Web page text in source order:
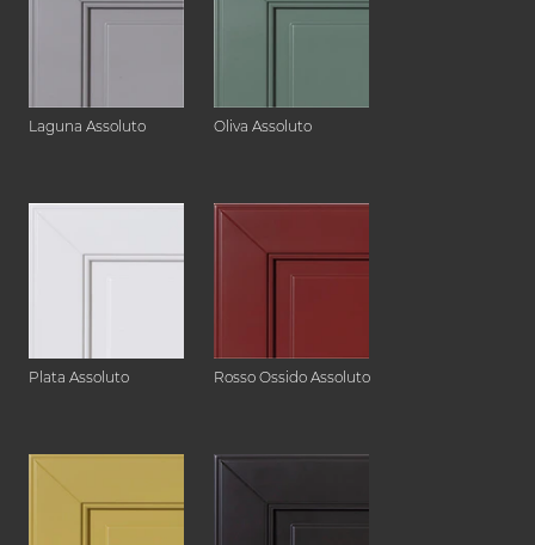
Laguna Assoluto Oliva Assoluto
Plata Assoluto Rosso Ossido Assoluto